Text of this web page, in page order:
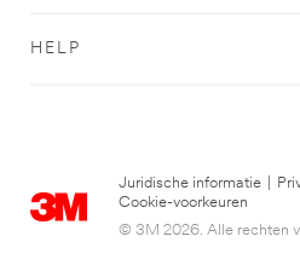
HELP
Juridische informatie
Cookie-voorkeuren
© 3M 2026. Alle rechten